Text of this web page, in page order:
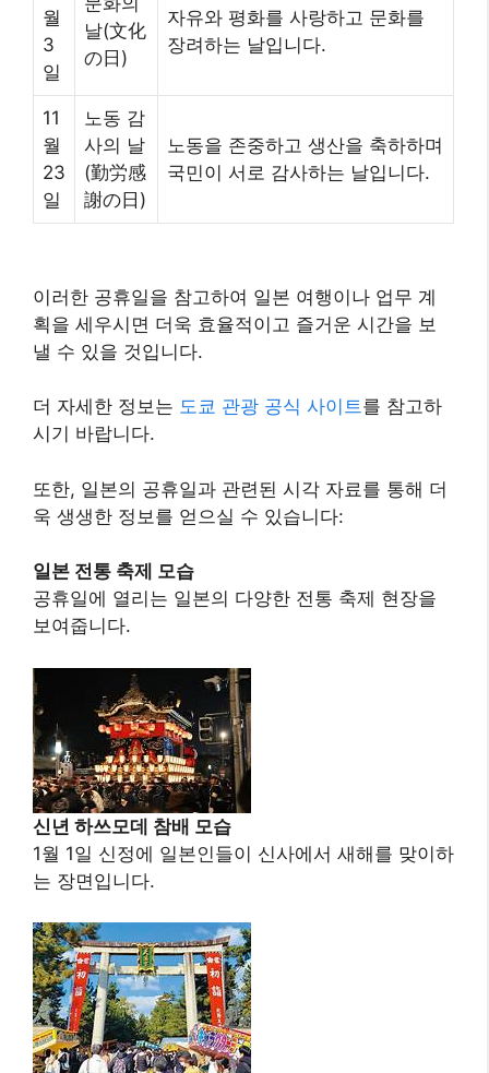
월
3
일
날(文化
の日)
자유와 평화를 사랑하고 문화를
장려하는 날입니다.
11
월
23
일
노동 감
사의 날
(勤労感
謝の日)
노동을 존중하고 생산을 축하하며
국민이 서로 감사하는 날입니다.
이러한 공휴일을 참고하여 일본 여행이나 업무 계
획을 세우시면 더욱 효율적이고 즐거운 시간을 보
낼 수 있을 것입니다.
더 자세한 정보는 도쿄 관광 공식 사이트를 참고하
시기 바랍니다.
또한, 일본의 공휴일과 관련된 시각 자료를 통해 더
욱 생생한 정보를 얻으실 수 있습니다:
일본 전통 축제 모습
공휴일에 열리는 일본의 다양한 전통 축제 현장을
보여줍니다.
신년 하쓰모데 참배 모습
1월 1일 신정에 일본인들이 신사에서 새해를 맞이하
는 장면입니다.